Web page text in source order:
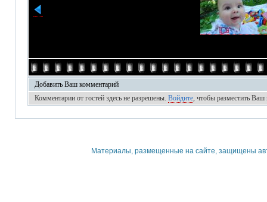
Добавить Ваш комментарий
Комментарии от гостей здесь не разрешены. Войдите, чтобы разместить Ваш
Материалы, размещенные на сайте, защищены